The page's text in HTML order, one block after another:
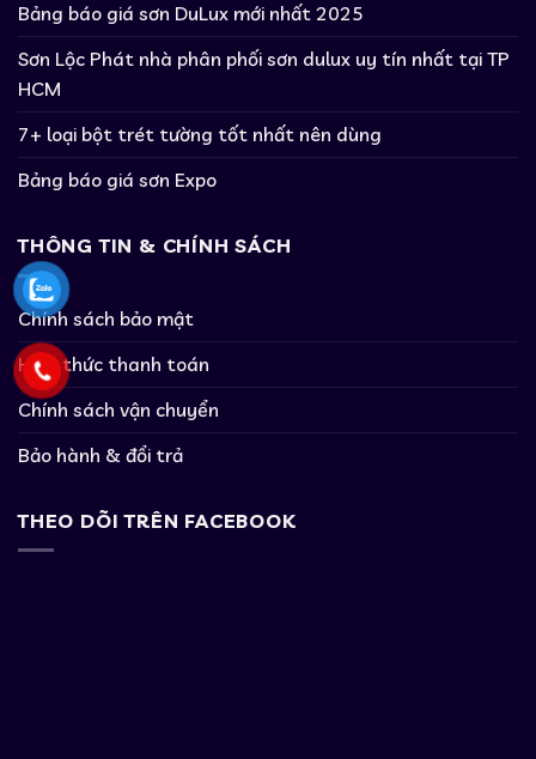
Bảng báo giá sơn DuLux mới nhất 2025
Sơn Lộc Phát nhà phân phối sơn dulux uy tín nhất tại TP
HCM
7+ loại bột trét tường tốt nhất nên dùng
Bảng báo giá sơn Expo
THÔNG TIN & CHÍNH SÁCH
Chính sách bảo mật
Hình thức thanh toán
Chính sách vận chuyển
Bảo hành & đổi trả
THEO DÕI TRÊN FACEBOOK